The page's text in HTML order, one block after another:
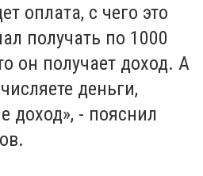
оплата, с чего это
получать по 1000
он получает доход. А
деньги,
доход», - пояснил